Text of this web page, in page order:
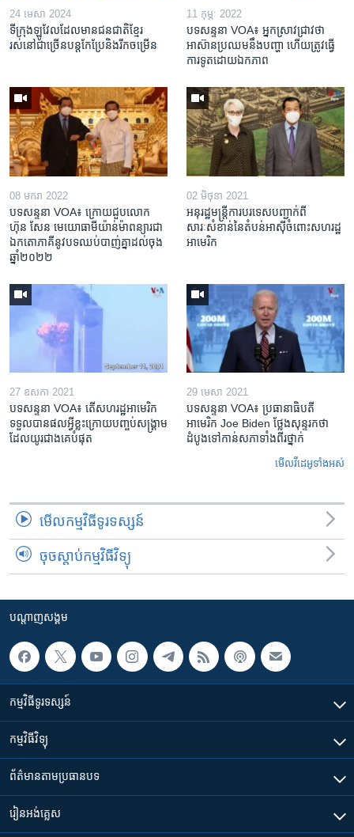
24 មេសា 2024
ទីក្រុងឡូវែលដែលមានជនជាតិខ្មែរ
រស់នៅជាច្រើនបន្តកែប្រែនិងរីកចម្រើន
11 កុម្ភៈ 2022
បទសន្ទនា VOA៖ អ្នកស្រាវជ្រាវថា
អាស៊ាន​ប្រឈម​នឹង​បញ្ហា ហើយត្រូវធ្វើ
ការទូត​ដោយឯកភាព
08 មករា 2022
បទសន្ទនា VOA៖ ក្រោយជួប​លោក
ហ៊ុន សែន​ មេយោធា​មីយ៉ាន់ម៉ា​​ពន្យារ​ជា
ឯកតោ​ភាគី​នូវ​បទ​ឈប់បាញ់​គ្នា​ដល់ចុង
ឆ្នាំ​២០២២
02 មិថុនា 2021
អនុរដ្ឋមន្ត្រី​ការបរទេស​បញ្ជាក់​ពី​
សារៈសំខាន់​នៃ​តំបន់​អាស៊ី​ចំពោះ​សហរដ្ឋ​
អាមេរិក
27 ឧសភា 2021
បទសន្ទនា VOA៖ តើ​សហរដ្ឋ​អាមេរិក​
ទទួល​បាន​ផលអ្វី​ខ្លះ​ក្រោយ​បញ្ចប់​សង្គ្រាម​
ដែល​យូរជាងគេ​បំផុត
29 មេសា 2021
បទសន្ទនា VOA៖ ប្រធានាធិបតី
អាមេរិក Joe Biden ថ្លែង​សុន្ទរកថា​
ដំបូងទៅ​កាន់​សភា​ទាំង​ពីរ​ថ្នាក់
មើល​វីដេអូ​ទាំង​អស់
មើល​កម្មវិធី​ទូរទស្សន៍
ចុចស្តាប់កម្មវិធីវិទ្យុ
បណ្តាញ​សង្គម
កម្មវិធី​ទូរទស្សន៍
កម្មវិធី​វិទ្យុ
ព័ត៌មាន​តាមប្រធានបទ​
រៀន​​អង់គ្លេស